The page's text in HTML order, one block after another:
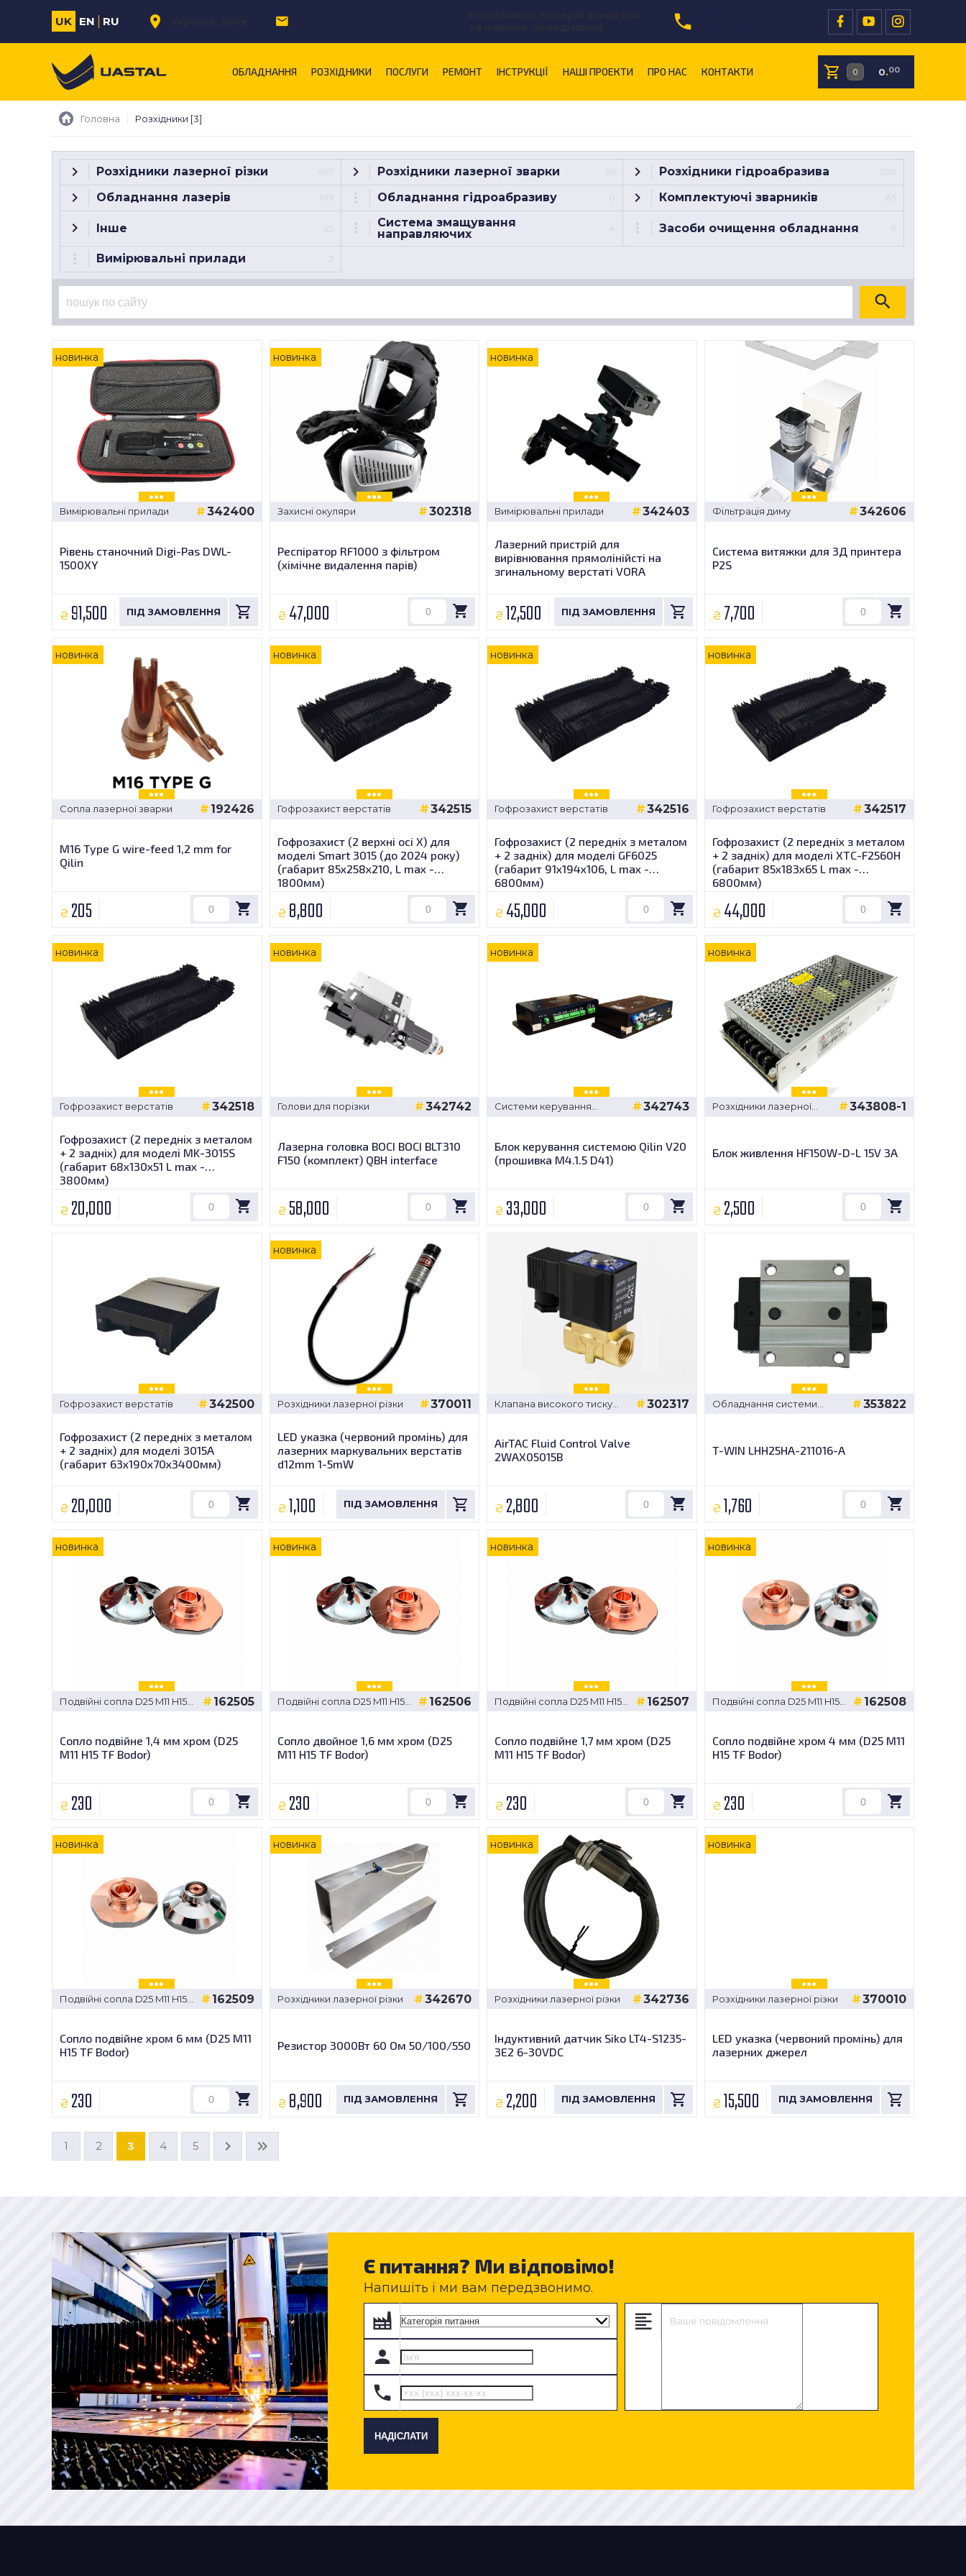
UK EN RU
ОБЛАДНАННЯ РОЗХІДНИКИ ПОСЛУГИ РЕМОНТ ІНСТРУКЦІЇ НАШІ ПРОЕКТИ ПРО НАС КОНТАКТИ 0.00
Головна Розхідники [3]
Розхідники лазерної різки 697 Розхідники лазерної зварки 95 Розхідники гідроабразива 203
Обладнання лазерів 103 Обладнання гідроабразиву Комплектуючі зварників 83
Інше 25
Система змащування
направляючих
4 Засоби очищення обладнання
Вимірювальні прилади 2
новинка
Вимірювальні прилади 342400
Рівень станочний Digi-Pas DWL-
1500XY
₴ 91,500
новинка
Захисні окуляри 302318
Респіратор RF1000 з фільтром
(хімічне видалення парів)
₴ 47,000
новинка
Вимірювальні прилади 342403
Лазерний пристрій для
вирівнювання прямолінійсті на
згинальному верстаті VORA
₴ 12,500
Фільтрація диму 342606
Система витяжки для 3Д принтера
P2S
₴ 7,700
новинка
Cопла лазерної зварки 192426
M16 Type G wire-feed 1,2 mm for
Qilin
₴ 205
новинка
Гофрозахист верстатів 342515
Гофрозахист (2 верхні осі Х) для
моделі Smart 3015 (до 2024 року)
(габарит 85х258х210, L max -
1800мм)
₴ 8,800
новинка
Гофрозахист верстатів 342516
Гофрозахист (2 передніх з металом
+ 2 задніх) для моделі GF6025
(габарит 91x194x106, L max -
6800мм)
₴ 45,000
новинка
Гофрозахист верстатів 342517
Гофрозахист (2 передніх з металом
+ 2 задніх) для моделі XTC-F2560H
(габарит 85х183х65 L max -
6800мм)
₴ 44,000
новинка
Гофрозахист верстатів 342518
Гофрозахист (2 передніх з металом
+ 2 задніх) для моделі MK-3015S
(габарит 68x130x51 L max -
3800мм)
₴ 20,000
новинка
Голови для порізки 342742
Лазерна головка BOCI BOCI BLT310
F150 (комплект) QBH interface
₴ 58,000
новинка
Системи керування
342743
Блок керування системою Qilin V20
(прошивка М4.1.5 D41)
₴ 33,000
новинка
Розхідники лазерної
343808-1
Блок живлення HF150W-D-L 15V 3A
₴ 2,500
Гофрозахист верстатів 342500
Гофрозахист (2 передніх з металом
+ 2 задніх) для моделі 3015А
(габарит 63х190х70х3400мм)
₴ 20,000
новинка
Розхідники лазерної різки 370011
LED указка (червоний промінь) для
лазерних маркувальних верстатів
d12mm 1-5mW
₴ 1,100
Клапана високого тиску
302317
AirTAC Fluid Control Valve
2WAX05015B
₴ 2,800
Обладнання системи
353822
T-WIN LHH25HA-211016-A
₴ 1,760
новинка
Подвійні сопла D25 M11 H15
162505
Сопло подвійне 1,4 мм хром (D25
M11 H15 TF Bodor)
₴ 230
новинка
Подвійні сопла D25 M11 H15
162506
Сопло двойное 1,6 мм хром (D25
M11 H15 TF Bodor)
₴ 230
новинка
Подвійні сопла D25 M11 H15
162507
Сопло подвійне 1,7 мм хром (D25
M11 H15 TF Bodor)
₴ 230
новинка
Подвійні сопла D25 M11 H15
162508
Сопло подвійне хром 4 мм (D25 M11
H15 TF Bodor)
₴ 230
новинка
Подвійні сопла D25 M11 H15
162509
Сопло подвійне хром 6 мм (D25 M11
H15 TF Bodor)
₴ 230
новинка
Розхідники лазерної різки 342670
Резистор 3000Вт 60 Ом 50/100/550
₴ 8,900
новинка
Розхідники лазерної різки 342736
Індуктивний датчик Siko LT4-S1235-
3E2 6-30VDC
₴ 2,200
новинка
Розхідники лазерної різки 370010
LED указка (червоний промінь) для
лазерних джерел
₴ 15,500
1 2 3 4 5
Є питання? Ми відповімо!
Напишіть і ми вам передзвонимо.
НАДІСЛАТИ